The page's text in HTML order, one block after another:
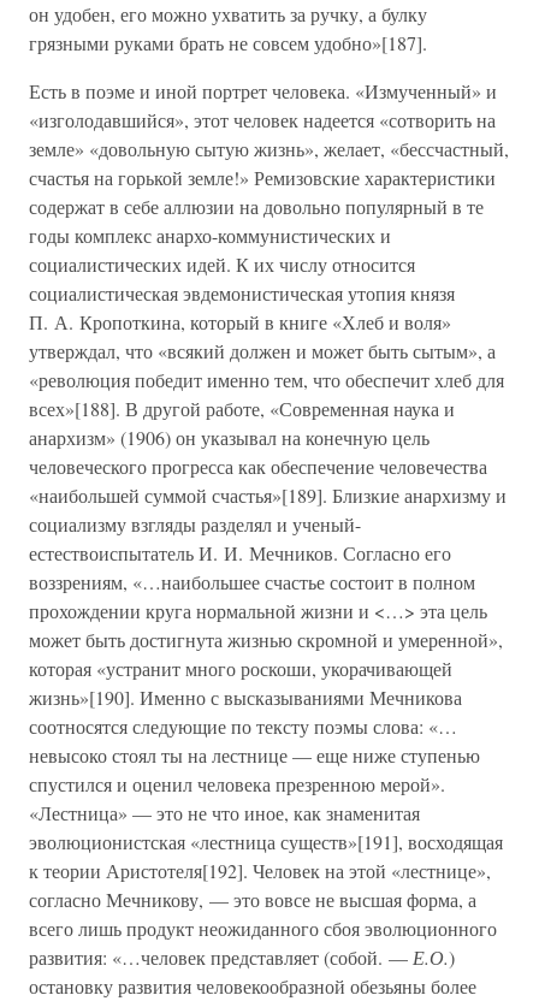
он удобен, его можно ухватить за ручку, а булку
грязными руками брать не совсем удобно»[187].
Есть в поэме и иной портрет человека. «Измученный» и
«изголодавшийся», этот человек надеется «сотворить на
земле» «довольную сытую жизнь», желает, «бессчастный,
счастья на горькой земле!» Ремизовские характеристики
содержат в себе аллюзии на довольно популярный в те
годы комплекс анархо-коммунистических и
социалистических идей. К их числу относится
социалистическая эвдемонистическая утопия князя
П. А. Кропоткина, который в книге «Хлеб и воля»
утверждал, что «всякий должен и может быть сытым», а
«революция победит именно тем, что обеспечит хлеб для
всех»[188]. В другой работе, «Современная наука и
анархизм» (1906) он указывал на конечную цель
человеческого прогресса как обеспечение человечества
«наибольшей суммой счастья»[189]. Близкие анархизму и
социализму взгляды разделял и ученый-
естествоиспытатель И. И. Мечников. Согласно его
воззрениям, «…наибольшее счастье состоит в полном
прохождении круга нормальной жизни и <…> эта цель
может быть достигнута жизнью скромной и умеренной»,
которая «устранит много роскоши, укорачивающей
жизнь»[190]. Именно с высказываниями Мечникова
соотносятся следующие по тексту поэмы слова: «…
невысоко стоял ты на лестнице — еще ниже ступенью
спустился и оценил человека презренною мерой».
«Лестница» — это не что иное, как знаменитая
эволюционистская «лестница существ»[191], восходящая
к теории Аристотеля[192]. Человек на этой «лестнице»,
согласно Мечникову, — это вовсе не высшая форма, а
всего лишь продукт неожиданного сбоя эволюционного
развития: «…человек представляет (собой. — Е.О.)
остановку развития человекообразной обезьяны более